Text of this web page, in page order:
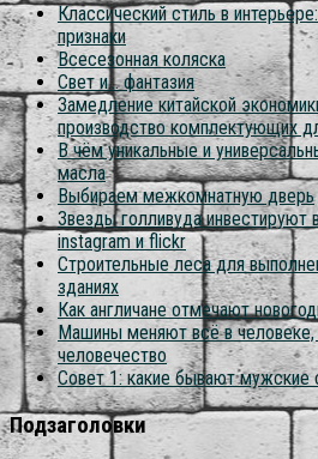
Классический стиль в
признаки
Всесезонная коляска
Свет и… фантазия
Замедление китайской
производство комплектующих
В чём уникальные и
масла
Выбираем межкомнатную дверь
Звезды голливуда инвестируют
instagram и flickr
Строительные леса для
зданиях
Как англичане отмечают
Машины меняют всё в
человечество
Совет 1: какие бывают мужские
Подзаголовки